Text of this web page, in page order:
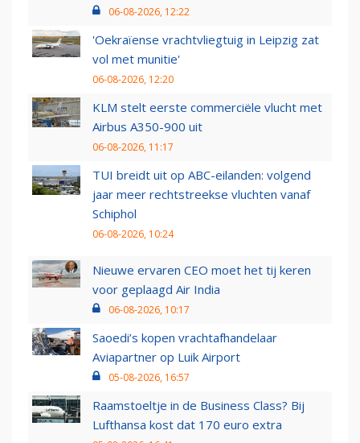
06-08-2026, 12:22
'Oekraïense vrachtvliegtuig in Leipzig zat
vol met munitie'
06-08-2026, 12:20
KLM stelt eerste commerciële vlucht met
Airbus A350-900 uit
06-08-2026, 11:17
TUI breidt uit op ABC-eilanden: volgend
jaar meer rechtstreekse vluchten vanaf
Schiphol
06-08-2026, 10:24
Nieuwe ervaren CEO moet het tij keren
voor geplaagd Air India
06-08-2026, 10:17
Saoedi’s kopen vrachtafhandelaar
Aviapartner op Luik Airport
05-08-2026, 16:57
Raamstoeltje in de Business Class? Bij
Lufthansa kost dat 170 euro extra